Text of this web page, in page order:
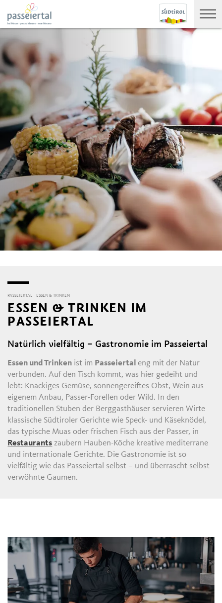
PASSEIERTAL ESSEN & TRINKEN
ESSEN & TRINKEN IM
PASSEIERTAL
Natürlich vielfältig – Gastronomie im Passeiertal
Essen und Trinken ist im Passeiertaleng mit der Natur
verbunden. Auf den Tisch kommt, was hier gedeiht und
lebt: Knackiges Gemüse, sonnengereiftes Obst, Wein aus
eigenem Anbau, Passer-Forellen oder Wild. In den
traditionellen Stuben der Berggasthäuser servieren Wirte
klassische Südtiroler Gerichte wie Speck- und Käseknödel,
das typische Muas oder frischen Fisch aus der Passer, in
Restaurants zaubern Hauben-Köche kreative mediterrane
und internationale Gerichte. Die Gastronomie ist so
vielfältig wie das Passeiertal selbst – und überrascht selbst
verwöhnte Gaumen.